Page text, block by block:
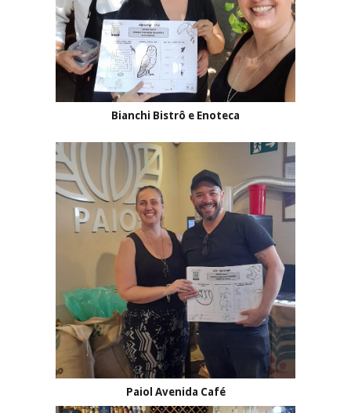
Bianchi Bistrô e Enoteca
Paiol Avenida Café